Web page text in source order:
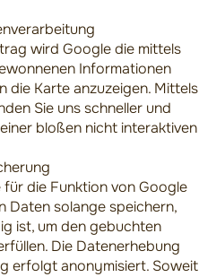
wird Google die mittels
Informationen
die Karte anzuzeigen. Mittels
Sie uns schneller und
bloßen nicht interaktiven
die Funktion von Google
Daten solange speichern,
ist, um den gebuchten
Die Datenerhebung
erfolgt anonymisiert. Soweit